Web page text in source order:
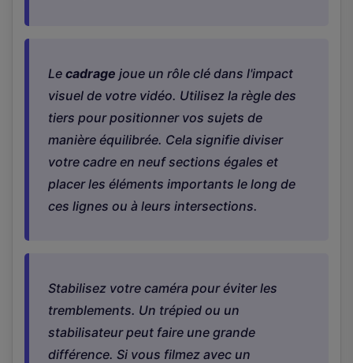
Le cadrage joue un rôle clé dans l'impact
visuel de votre vidéo. Utilisez la règle des
tiers pour positionner vos sujets de
manière équilibrée. Cela signifie diviser
votre cadre en neuf sections égales et
placer les éléments importants le long de
ces lignes ou à leurs intersections.
Stabilisez votre caméra pour éviter les
tremblements. Un trépied ou un
stabilisateur peut faire une grande
différence. Si vous filmez avec un